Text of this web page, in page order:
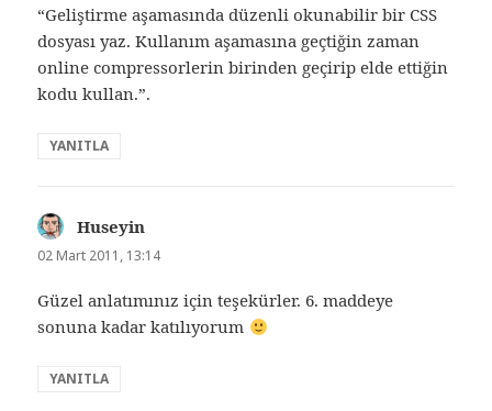
“Geliştirme aşamasında düzenli okunabilir bir CSS
dosyası yaz. Kullanım aşamasına geçtiğin zaman
online compressorlerin birinden geçirip elde ettiğin
kodu kullan.”.
YANITLA
Huseyin
ki:
02 Mart 2011, 13:14
Güzel anlatımınız için teşekürler. 6. maddeye
sonuna kadar katılıyorum
YANITLA